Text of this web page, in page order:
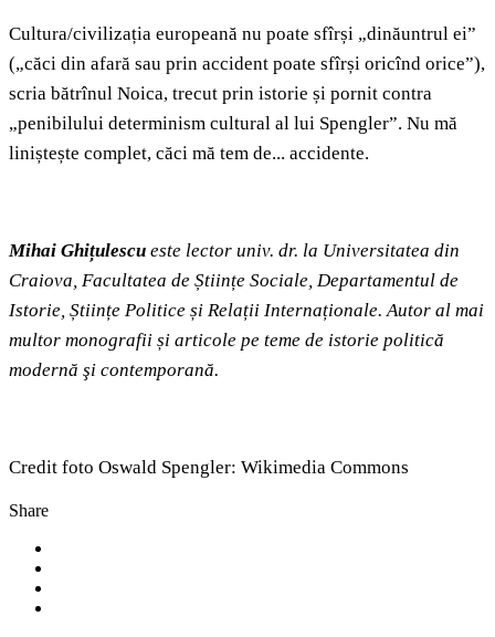
Cultura/civilizația europeană nu poate sfîrși „dinăuntrul ei”
(„căci din afară sau prin accident poate sfîrși oricînd orice”),
scria bătrînul Noica, trecut prin istorie și pornit contra
„penibilului determinism cultural al lui Spengler”. Nu mă
liniștește complet, căci mă tem de... accidente.
Mihai Ghițulescu este lector univ. dr. la Universitatea din
Craiova, Facultatea de Științe Sociale, Departamentul de
Istorie, Științe Politice și Relații Internaționale. Autor al mai
multor monografii și articole pe teme de istorie politică
modernă şi contemporană.
Credit foto Oswald Spengler: Wikimedia Commons
Share